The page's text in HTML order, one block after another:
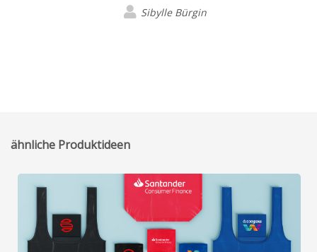
Sibylle Bürgin
ähnliche Produktideen